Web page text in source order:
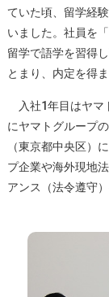
ていた頃、留学経
いました。社員を
留学で語学を習得
とまり、内定を得ま
入社1年目はヤマ
にヤマトグループ
（東京都中央区）
プ企業や海外現地
アンス（法令遵守